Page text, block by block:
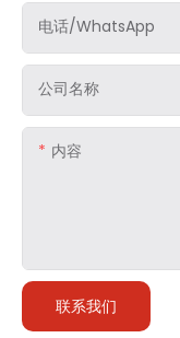
电话/WhatsApp
公司名称
内容
联系我们